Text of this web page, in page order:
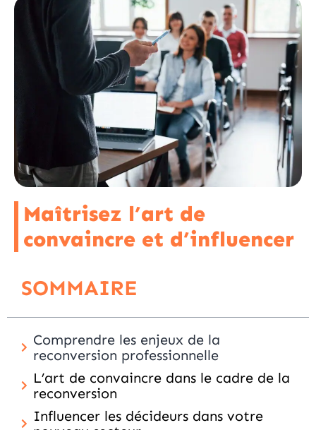
Maîtrisez l’art de
convaincre et d’influencer
SOMMAIRE
Comprendre les enjeux de la
reconversion professionnelle
L’art de convaincre dans le cadre de la
reconversion
Influencer les décideurs dans votre